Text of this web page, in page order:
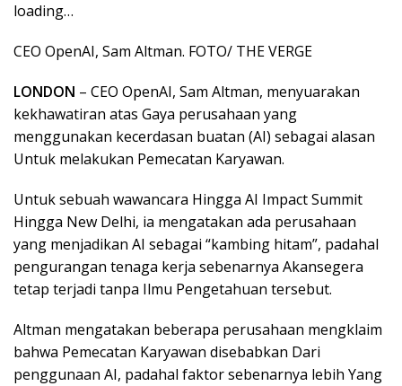
loading…
CEO OpenAI, Sam Altman. FOTO/ THE VERGE
LONDON – CEO OpenAI, Sam Altman, menyuarakan
kekhawatiran atas Gaya perusahaan yang
menggunakan kecerdasan buatan (AI) sebagai alasan
Untuk melakukan Pemecatan Karyawan.
Untuk sebuah wawancara Hingga AI Impact Summit
Hingga New Delhi, ia mengatakan ada perusahaan
yang menjadikan AI sebagai “kambing hitam”, padahal
pengurangan tenaga kerja sebenarnya Akansegera
tetap terjadi tanpa Ilmu Pengetahuan tersebut.
Altman mengatakan beberapa perusahaan mengklaim
bahwa Pemecatan Karyawan disebabkan Dari
penggunaan AI, padahal faktor sebenarnya lebih Yang